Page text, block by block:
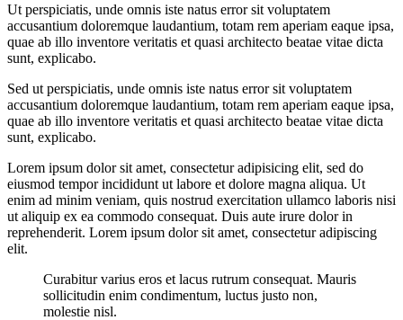
Ut perspiciatis, unde omnis iste natus error sit voluptatem
accusantium doloremque laudantium, totam rem aperiam eaque ipsa,
quae ab illo inventore veritatis et quasi architecto beatae vitae dicta
sunt, explicabo.
Sed ut perspiciatis, unde omnis iste natus error sit voluptatem
accusantium doloremque laudantium, totam rem aperiam eaque ipsa,
quae ab illo inventore veritatis et quasi architecto beatae vitae dicta
sunt, explicabo.
Lorem ipsum dolor sit amet, consectetur adipisicing elit, sed do
eiusmod tempor incididunt ut labore et dolore magna aliqua. Ut
enim ad minim veniam, quis nostrud exercitation ullamco laboris nisi
ut aliquip ex ea commodo consequat. Duis aute irure dolor in
reprehenderit. Lorem ipsum dolor sit amet, consectetur adipiscing
elit.
Curabitur varius eros et lacus rutrum consequat. Mauris
sollicitudin enim condimentum, luctus justo non,
molestie nisl.